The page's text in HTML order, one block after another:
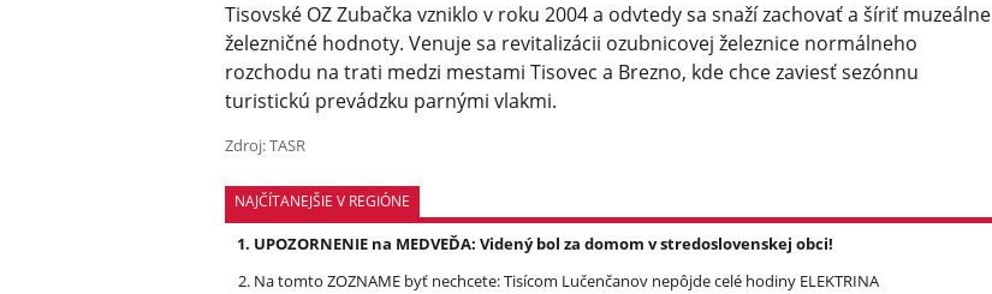
Tisovské OZ Zubačka vzniklo v roku 2004 a odvtedy sa snaží zachovať a šíriť muzeálne
železničné hodnoty. Venuje sa revitalizácii ozubnicovej železnice normálneho
rozchodu na trati medzi mestami Tisovec a Brezno, kde chce zaviesť sezónnu
turistickú prevádzku parnými vlakmi.
Zdroj: TASR
NAJČÍTANEJŠIE V REGIÓNE
UPOZORNENIE na MEDVEĎA: Videný bol za domom v stredoslovenskej obci!
Na tomto ZOZNAME byť nechcete: Tisícom Lučenčanov nepôjde celé hodiny ELEKTRINA